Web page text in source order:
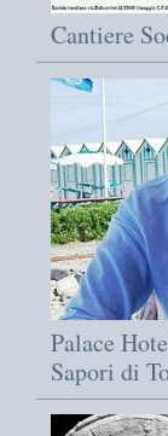
Cantiere
Palace
Sapori di